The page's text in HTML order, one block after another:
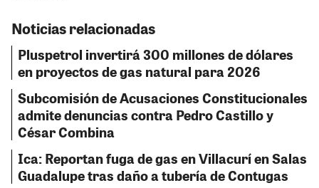
Noticias relacionadas
Pluspetrol invertirá 300 millones de dólares
en proyectos de gas natural para 2026
Subcomisión de Acusaciones Constitucionales
admite denuncias contra Pedro Castillo y
César Combina
Ica: Reportan fuga de gas en Villacurí en Salas
Guadalupe tras daño a tubería de Contugas